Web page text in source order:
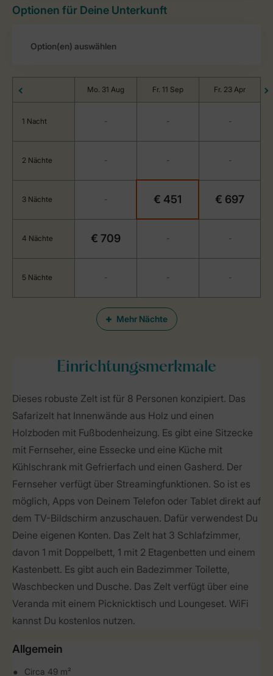
Optionen für Deine Unterkunft
Mehr Nächte
Mo. 31 Aug Fr. 11 Sep Fr. 23 Apr
1 Nacht - - -
2 Nächte - - -
3 Nächte - € 451 € 697
4 Nächte € 709 - -
5 Nächte - - -
Einrichtungsmerkmale
Dieses robuste Zelt ist für 8 Personen konzipiert. Das
Safarizelt hat Innenwände aus Holz und einen
Holzboden mit Fußbodenheizung. Es gibt eine Sitzecke
mit Fernseher, eine Essecke und eine Küche mit
Kühlschrank mit Gefrierfach und einen Gasherd. Der
Fernseher verfügt über Streamingfunktionen. So ist es
möglich, Apps von Deinem Telefon oder Tablet direkt auf
dem TV-Bildschirm anzuschauen. Dafür verwendest Du
Deine eigenen Konten. Das Zelt hat 3 Schlafzimmer,
davon 1 mit Doppelbett, 1 mit 2 Etagenbetten und einem
Kastenbett. Es gibt auch ein Badezimmer Toilette,
Waschbecken und Dusche. Das Zelt verfügt über eine
Veranda mit einem Picknicktisch und Loungeset. WiFi
kannst Du kostenlos nutzen.
Allgemein
Circa 49 m²